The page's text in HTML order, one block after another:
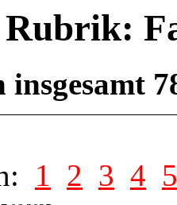
Rubrik:
insgesamt
1 2 3 4 5